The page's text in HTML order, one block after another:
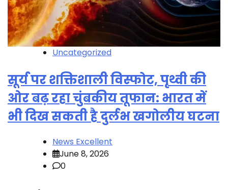
Uncategorized
सूर्य पर शक्तिशाली विस्फोट, पृथ्वी की
ओर बढ़ रहा चुंबकीय तूफान: भारत में
भी दिख सकती है दुर्लभ खगोलीय घटना
News Excellent
June 8, 2026
0